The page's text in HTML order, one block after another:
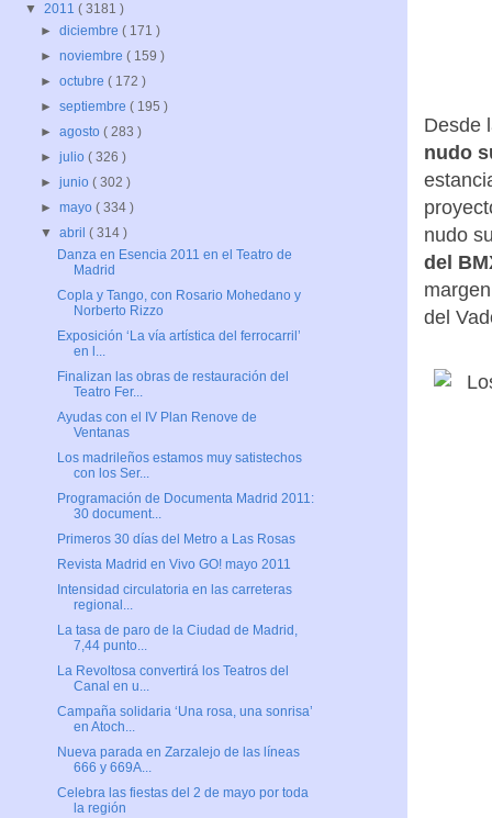
Desde
nudo
nudo
del
del
▼ 2011 ( 3181 )
►diciembre( 171 )
►noviembre( 159 )
►octubre( 172 )
►septiembre( 195 )
►agosto( 283 )
►julio( 326 )
►junio( 302 )
►mayo( 334 )
▼abril( 314 )
Danza en Esencia 2011 en el Teatro de
Madrid
Copla y Tango, con Rosario Mohedano y
Norberto Rizzo
Exposición ‘La vía artística del ferrocarril’
en l...
Finalizan las obras de restauración del
Teatro Fer...
Ayudas con el IV Plan Renove de
Ventanas
Los madrileños estamos muy satistechos
con los Ser...
Programación de Documenta Madrid 2011:
30 document...
Primeros 30 días del Metro a Las Rosas
Revista Madrid en Vivo GO! mayo 2011
Intensidad circulatoria en las carreteras
regional...
La tasa de paro de la Ciudad de Madrid,
7,44 punto...
La Revoltosa convertirá los Teatros del
Canal en u...
Campaña solidaria ‘Una rosa, una sonrisa’
en Atoch...
Nueva parada en Zarzalejo de las líneas
666 y 669A...
Celebra las fiestas del 2 de mayo por toda
la región